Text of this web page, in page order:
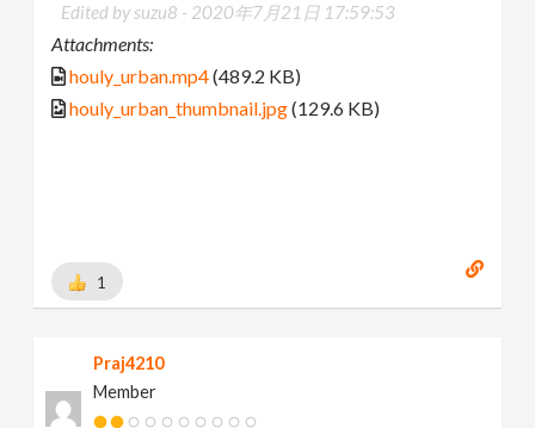
Edited by suzu8 - 2020年7月21日 17:59:53
Attachments:
houly_urban.mp4(489.2 KB)
houly_urban_thumbnail.jpg(129.6 KB)
1
Praj4210
Member